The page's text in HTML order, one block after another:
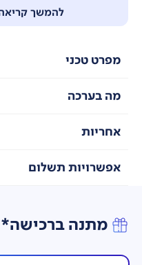
להמשך
DC IN power port: x 1
תפריטים מגוונים לשליטה
אינדונזית, קוריאנית, סינית
מפרט טכני
מה בערכה
אחריות
אפשרויות תשלום
מתנה ברכישה*